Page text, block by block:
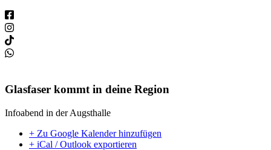
Glasfaser kommt in deine Region
Infoabend in der Augsthalle
+ Zu Google Kalender hinzufügen
+ iCal / Outlook exportieren